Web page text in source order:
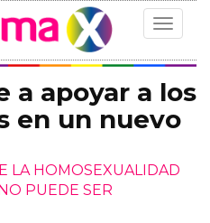
Toggle
a apoyar a los
en un nuevo
LA HOMOSEXUALIDAD
PUEDE SER